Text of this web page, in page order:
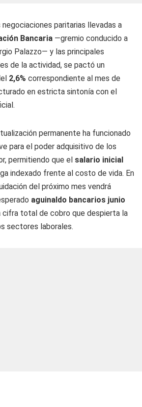
paritarias llevadas a
Bancaria —gremio conducido a
Palazzo— y las principales
de la actividad, se pactó un
2,6% correspondiente al mes de
en estricta sintonía con el
permanente ha funcionado
para el poder adquisitivo de los
permitiendo que el salario inicial
indexado frente al costo de vida. En
del próximo mes vendrá
aguinaldo bancarios junio
cifra total de cobro que despierta la
sectores laborales.